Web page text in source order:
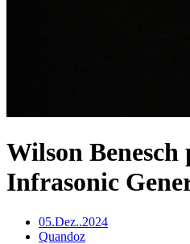
Wilson
Infrasonic
05.Dez..2024
Quandoz